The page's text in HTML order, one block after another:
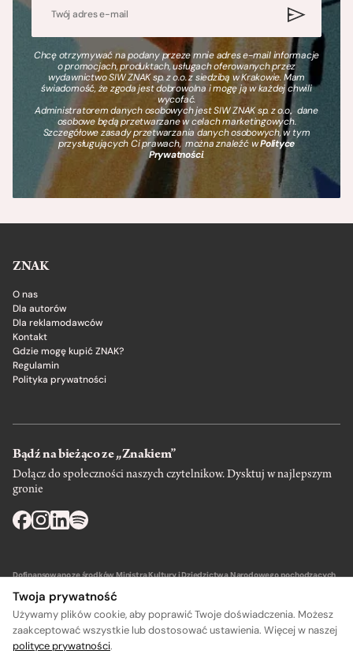
Chcę otrzymywać na podany przeze mnie adres e-mail informacje
o promocjach, produktach, usługach oferowanych przez
wydawnictwo SIW ZNAK sp. z o.o. z siedzibą w Krakowie. Mam
świadomość, że zgoda jest dobrowolna i mogę ją w każdej chwili
wycofać.
Administratorem danych osobowych jest SIW ZNAK sp. z o.o., dane
osobowe będą przetwarzane w celach marketingowych.
Szczegółowe zasady przetwarzania danych osobowych, w tym
przysługujących Ci prawach, można znaleźć wPolityce
Prywatności.
ZNAK
O nas
Dla autorów
Dla reklamodawców
Kontakt
Gdzie mogę kupić ZNAK?
Regulamin
Polityka prywatności
Bądź na bieżąco ze „Znakiem”
Dołącz do społeczności naszych czytelnikow. Dysktuj w najlepszym
gronie
Dofinansowano ze środków Ministra Kultury i Dziedzictwa Narodowego pochodzących
Twoja prywatność
Używamy plików cookie, aby poprawić Twoje doświadczenia. Możesz
zaakceptować wszystkie lub dostosować ustawienia. Więcej w naszej
polityce prywatności.